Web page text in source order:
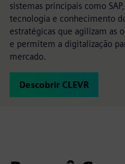
sistemas principais como
tecnologia e conhecimento
estratégicas que agilizam as
e permitem a digitalização
mercado.
Descobrir CLEVR